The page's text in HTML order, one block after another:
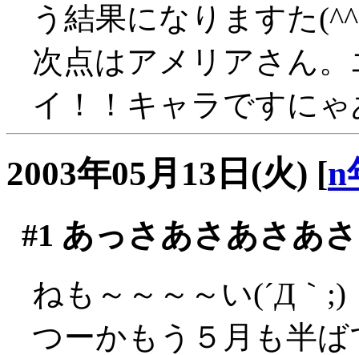
う結果になりますた
次点はアメリアさん
イ！！キャラですにゃ
2003年05月13日(火) [n
#1 あっさあさあさあ
ねも～～～～い(´Д｀;)
つーかもう５月も半ば